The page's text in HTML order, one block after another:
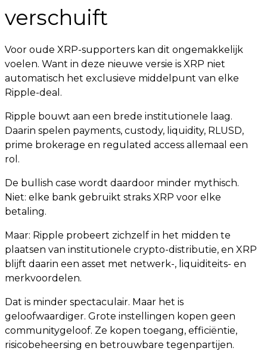
verschuift
Voor oude XRP-supporters kan dit ongemakkelijk
voelen. Want in deze nieuwe versie is XRP niet
automatisch het exclusieve middelpunt van elke
Ripple-deal.
Ripple bouwt aan een brede institutionele laag.
Daarin spelen payments, custody, liquidity, RLUSD,
prime brokerage en regulated access allemaal een
rol.
De bullish case wordt daardoor minder mythisch.
Niet: elke bank gebruikt straks XRP voor elke
betaling.
Maar: Ripple probeert zichzelf in het midden te
plaatsen van institutionele crypto-distributie, en XRP
blijft daarin een asset met netwerk-, liquiditeits- en
merkvoordelen.
Dat is minder spectaculair. Maar het is
geloofwaardiger. Grote instellingen kopen geen
communitygeloof. Ze kopen toegang, efficiëntie,
risicobeheersing en betrouwbare tegenpartijen.